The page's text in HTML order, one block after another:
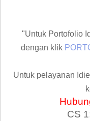
"Untuk Portofolio
dengan klik
Untuk pelayanan
CS